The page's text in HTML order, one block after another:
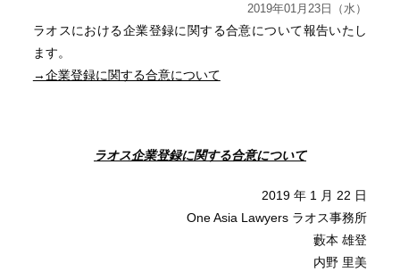
2019年01月23日（水）
ラオスにおける企業登録に関する合意について報告いたし
ます。
→企業登録に関する合意について
ラオス企業登録に関する合意について
2019 年 1 月 22 日
One Asia Lawyers ラオス事務所
藪本 雄登
内野 里美